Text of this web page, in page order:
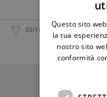
30/10/2020 CATERINA LO
Questo sito
la tua
nostro sito
conformità